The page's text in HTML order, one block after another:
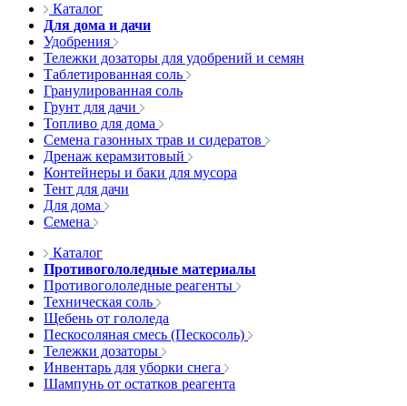
Каталог
Для дома и дачи
Удобрения
Тележки дозаторы для удобрений и семян
Таблетированная соль
Гранулированная соль
Грунт для дачи
Топливо для дома
Семена газонных трав и сидератов
Дренаж керамзитовый
Контейнеры и баки для мусора
Тент для дачи
Для дома
Семена
Каталог
Противогололедные материалы
Противогололедные реагенты
Техническая соль
Щебень от гололеда
Пескосоляная смесь (Пескосоль)
Тележки дозаторы
Инвентарь для уборки снега
Шампунь от остатков реагента